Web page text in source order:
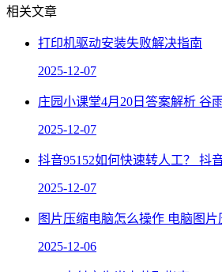
相关文章
打印机驱动安装失败解决指南
2025-12-07
庄园小课堂4月20日答案解析 谷
2025-12-07
抖音95152如何快速转人工？ 抖
2025-12-07
图片压缩电脑怎么操作 电脑图
2025-12-06